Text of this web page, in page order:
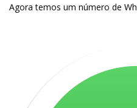
Agora temos um número de